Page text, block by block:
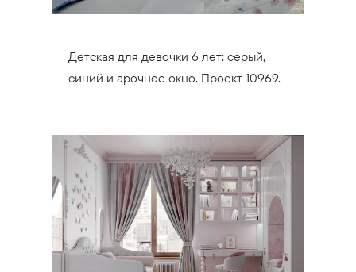
Детская для девочки 6 лет: серый,
синий и арочное окно. Проект 10969.